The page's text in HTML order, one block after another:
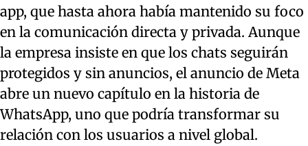
app, que hasta ahora había mantenido su foco
en la comunicación directa y privada. Aunque
la empresa insiste en que los chats seguirán
protegidos y sin anuncios, el anuncio de Meta
abre un nuevo capítulo en la historia de
WhatsApp, uno que podría transformar su
relación con los usuarios a nivel global.